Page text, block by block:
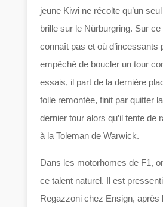
jeune Kiwi ne récolte qu’un
brille sur le Nürburgring. Sur ce
connaît pas et où d’incessants
empêché de boucler un tour
essais, il part de la dernière
folle remontée, finit par quitter
dernier tour alors qu’il tente de
à la Toleman de Warwick.
Dans les motorhomes de F1,
ce talent naturel. Il est
Regazzoni chez Ensign, après